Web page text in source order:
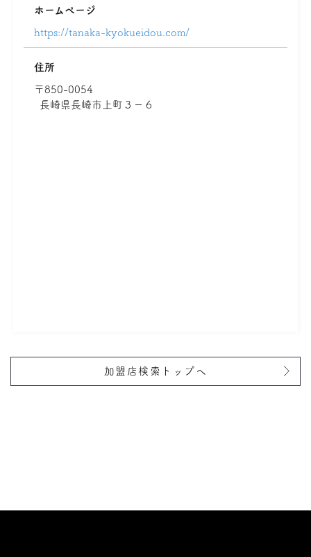
ホームページ
https://tanaka-kyokueidou.com/
住所
〒850-0054
長崎県長崎市上町３－６
加盟店検索トップへ